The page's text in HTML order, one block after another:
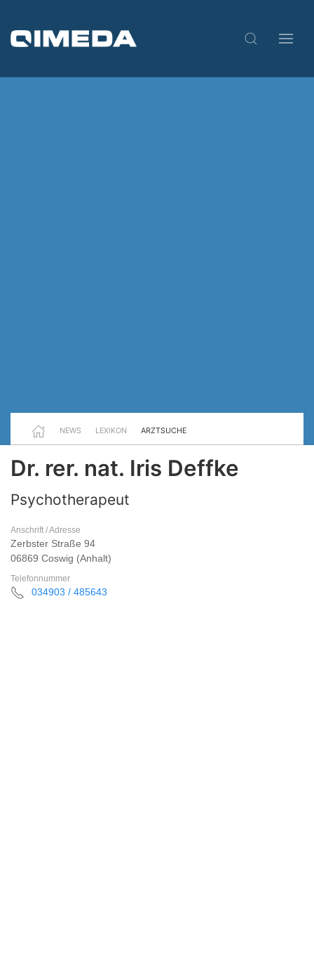
NEWS LEXIKON ARZTSUCHE
Dr. rer. nat. Iris Deffke
Psychotherapeut
Anschrift / Adresse
Zerbster Straße 94
06869 Coswig (Anhalt)
Telefonnummer
034903 / 485643